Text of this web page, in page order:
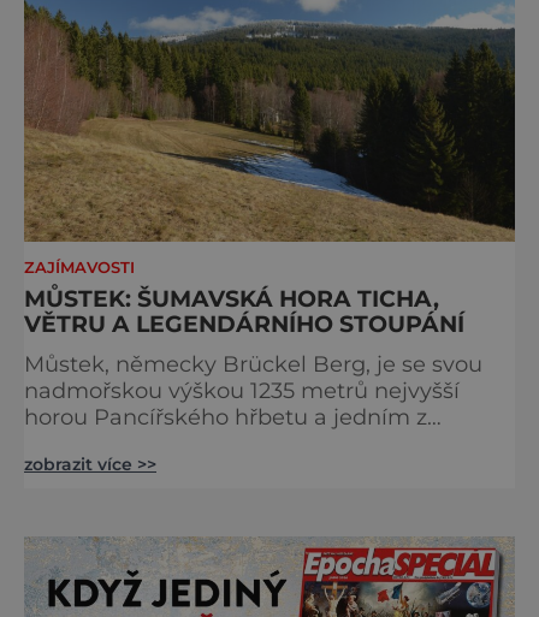
ZAJÍMAVOSTI
MŮSTEK: ŠUMAVSKÁ HORA TICHA,
VĚTRU A LEGENDÁRNÍHO STOUPÁNÍ
Můstek, německy Brückel Berg, je se svou
nadmořskou výškou 1235 metrů nejvyšší
horou Pancířského hřbetu a jedním z
Šumavy. Přestože nestojí v centru hlavních
Můstek si dodnes uchovává syrový horský
charakter, klid a zvláštní atmosféru
šumavských hřebenů, kde se střídá hustý les
zobrazit více >>